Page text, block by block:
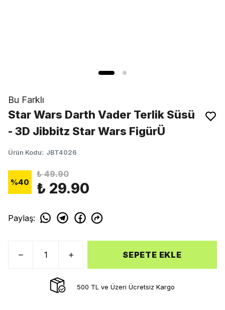
Bu Farklı
Star Wars Darth Vader Terlik Süsü
- 3D Jibbitz Star Wars FigürÜ
Ürün Kodu: JBT4026
%40
₺ 49.90
₺ 29.90
Paylaş:
SEPETE EKLE
500 TL ve Üzeri Ücretsiz Kargo